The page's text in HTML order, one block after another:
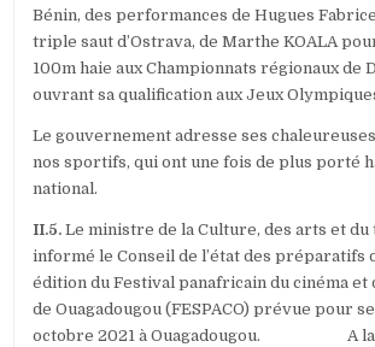
Bénin, des performances de Hugues
triple saut d’Ostrava, de Marthe KOALA
100m haie aux Championnats régionaux de
ouvrant sa qualification aux Jeux
Le gouvernement adresse ses
nos sportifs, qui ont une fois de plus porté
national.
II.5.Le ministre de la Culture, des arts et du
informé le Conseil de l’état des préparatifs
édition du Festival panafricain du cinéma et
de Ouagadougou (FESPACO) prévue pour
octobre 2021 à Ouagadougou. A la